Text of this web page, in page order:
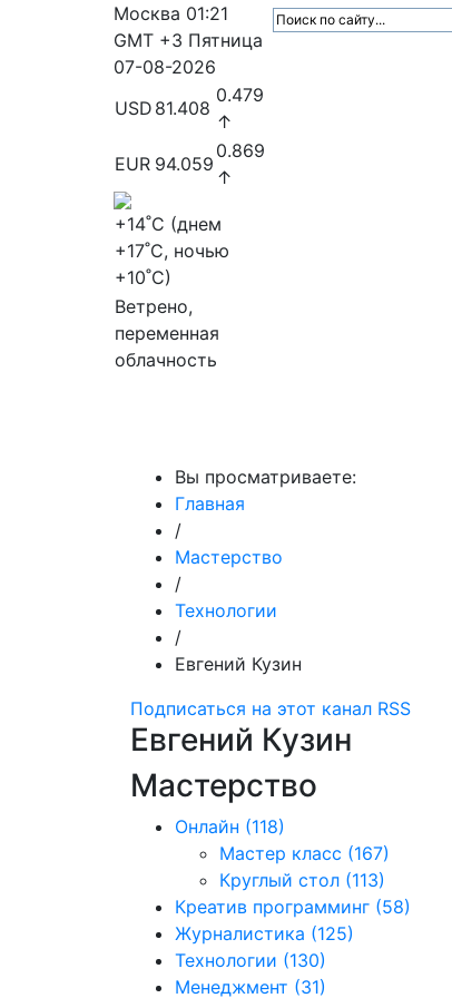
Москва 01:21
GMT +3 Пятница
07-08-2026
USD 81.408
0.479
↑
EUR 94.059
0.869
↑
+14˚C (днем
+17˚C, ночью
+10˚C)
Ветрено,
переменная
облачность
Вы просматриваете:
Главная
/
Мастерство
/
Технологии
/
Евгений Кузин
Подписаться на этот канал RSS
Евгений Кузин
Мастерство
Онлайн (118)
Мастер класс (167)
Круглый стол (113)
Креатив программинг (58)
Журналистика (125)
Технологии (130)
Менеджмент (31)